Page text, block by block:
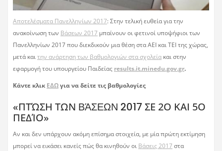
Αποτελέσματα Πανελληνίων 2017: Στην τελική ευθεία για την
ανακοίνωση των Βάσεων 2017 μπαίνουν οι φετινοί υποψήφιοι των
Πανελληνίων 2017 που διεκδικούν μια θέση στα ΑΕΙ και ΤΕΙ της χώρας,
μετά καιτην ανάρτηση των βαθμολογιών στα σχολεία και στην
εφαρμογή του υπουργείου Παιδείας results.it.minedu.gov.gr.
Κάντε κλικ ΕΔΩγια να δείτε τις βαθμολογίες
«ΠΤΏΣΗ ΤΩΝ ΒΆΣΕΩΝ 2017 ΣΕ 2Ο ΚΑΙ 5Ο
ΠΕΔΊΟ»
Αν και δεν υπάρχουν ακόμη επίσημα στοιχεία, με μία πρώτη εκτίμηση
μπορεί να εικάσει κανείς πώς θα κινηθούν οι Βάσεις 2017 στα